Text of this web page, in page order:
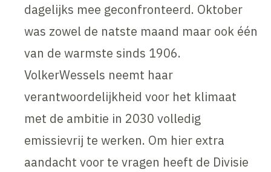
dagelijks mee geconfronteerd. Oktober
was zowel de natste maand maar ook één
van de warmste sinds 1906.
VolkerWessels neemt haar
verantwoordelijkheid voor het klimaat
met de ambitie in 2030 volledig
emissievrij te werken. Om hier extra
aandacht voor te vragen heeft de Divisie